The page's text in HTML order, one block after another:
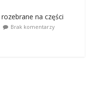
na części
Brak komentarzy